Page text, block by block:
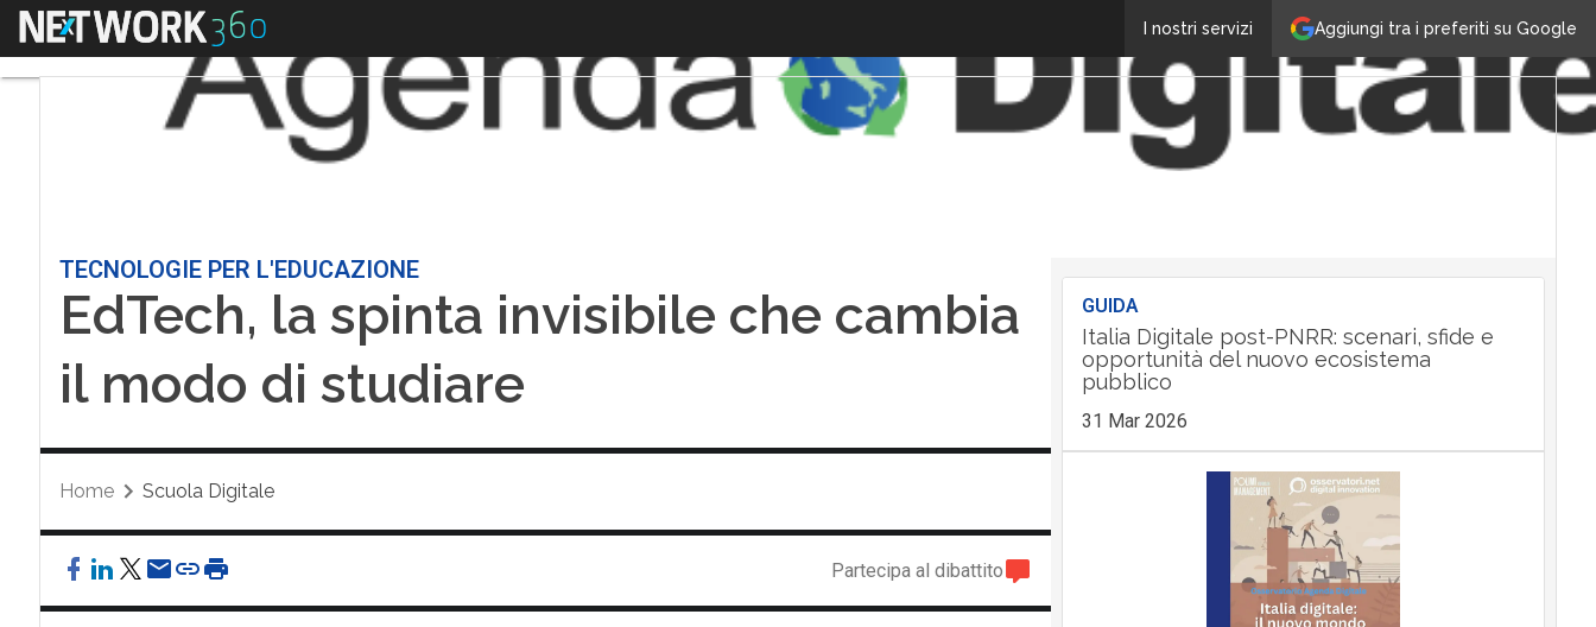
Aggiungi tra i preferiti su Google
I nostri servizi
Menu
TECNOLOGIE PER L'EDUCAZIONE
EdTech, la spinta invisibile che cambia
il modo di studiare
Home Scuola Digitale
Partecipa al dibattito
GUIDA
Italia Digitale post-PNRR: scenari, sfide e
opportunità del nuovo ecosistema
pubblico
31 Mar 2026